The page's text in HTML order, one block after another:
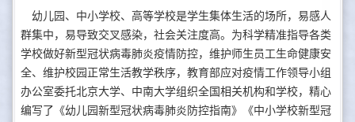
幼儿园、中小学校、高等学校是学生集体生活的场所，易感人
群集中，易导致交叉感染，社会关注度高。为科学精准指导各类
学校做好新型冠状病毒肺炎疫情防控，维护师生员工生命健康安
全、维护校园正常生活教学秩序，教育部应对疫情工作领导小组
办公室委托北京大学、中南大学组织全国相关机构和学校，精心
编写了《幼儿园新型冠状病毒肺炎防控指南》《中小学校新型冠